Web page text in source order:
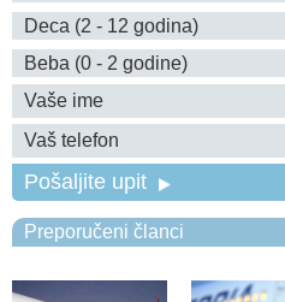
Pošaljite upit
Preporučeni članci